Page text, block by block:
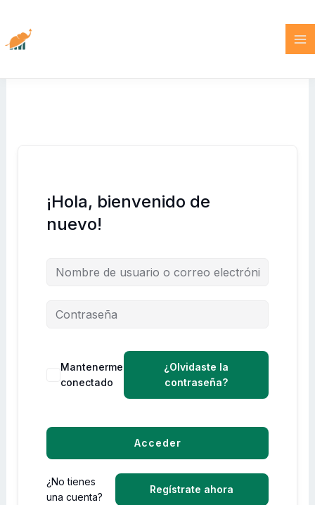
contenido
¡Hola, bienvenido de
nuevo!
Mantenerme
conectado
¿Olvidaste la
contraseña?
Acceder
¿No tienes
una cuenta?
Regístrate ahora